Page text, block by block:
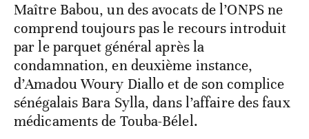
Maître Babou, un des avocats de l’ONPS ne
comprend toujours pas le recours introduit
par le parquet général après la
condamnation, en deuxième instance,
d’Amadou Woury Diallo et de son complice
sénégalais Bara Sylla, dans l’affaire des faux
médicaments de Touba-Bélel.